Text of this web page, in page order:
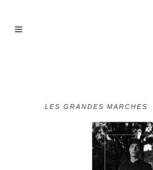
LES GRANDES MARCHES